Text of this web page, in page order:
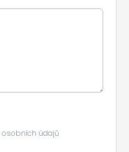
osobních údajů